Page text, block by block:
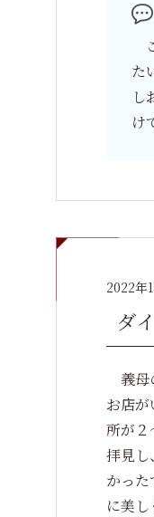
た
し
け
2022年
ダ
義母
お店
所が２
拝見し
かっ
に美